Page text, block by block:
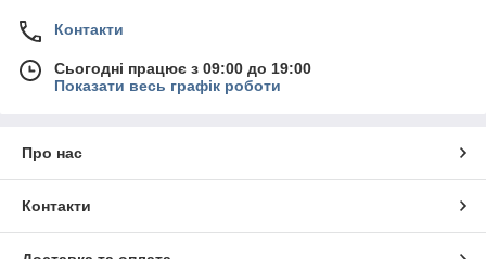
Контакти
Сьогодні працює з 09:00 до 19:00
Показати весь графік роботи
Про нас
Контакти